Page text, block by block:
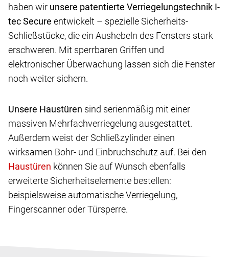
haben wir unsere patentierte Verriegelungstechnik I-
tec Secure entwickelt – spezielle Sicherheits-
Schließstücke, die ein Aushebeln des Fensters stark
erschweren. Mit sperrbaren Griffen und
elektronischer Überwachung lassen sich die Fenster
noch weiter sichern.
Unsere Haustüren sind serienmäßig mit einer
massiven Mehrfachverriegelung ausgestattet.
Außerdem weist der Schließzylinder einen
wirksamen Bohr- und Einbruchschutz auf. Bei den
können Sie auf Wunsch ebenfalls
erweiterte Sicherheitselemente bestellen:
beispielsweise automatische Verriegelung,
Fingerscanner oder Türsperre.